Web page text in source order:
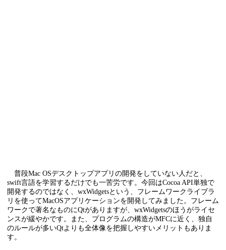
普段Mac OSデスクトップアプリの開発をしていない人だと、
swift言語を学習するだけでも一苦労です。今回はCocoa API単独で
開発するのではなく、wxWidgetsという、フレームワークライブラ
リを使ってMacOSアプリケーションを開発してみました。フレーム
ワークで著名なものにQtがありますが、wxWidgetsのほうがライセ
ンスが緩やかです。また、プログラムの構造がMFCに近く、独自
のルールが多いQtよりも全体像を把握しやすいメリットもありま
す。